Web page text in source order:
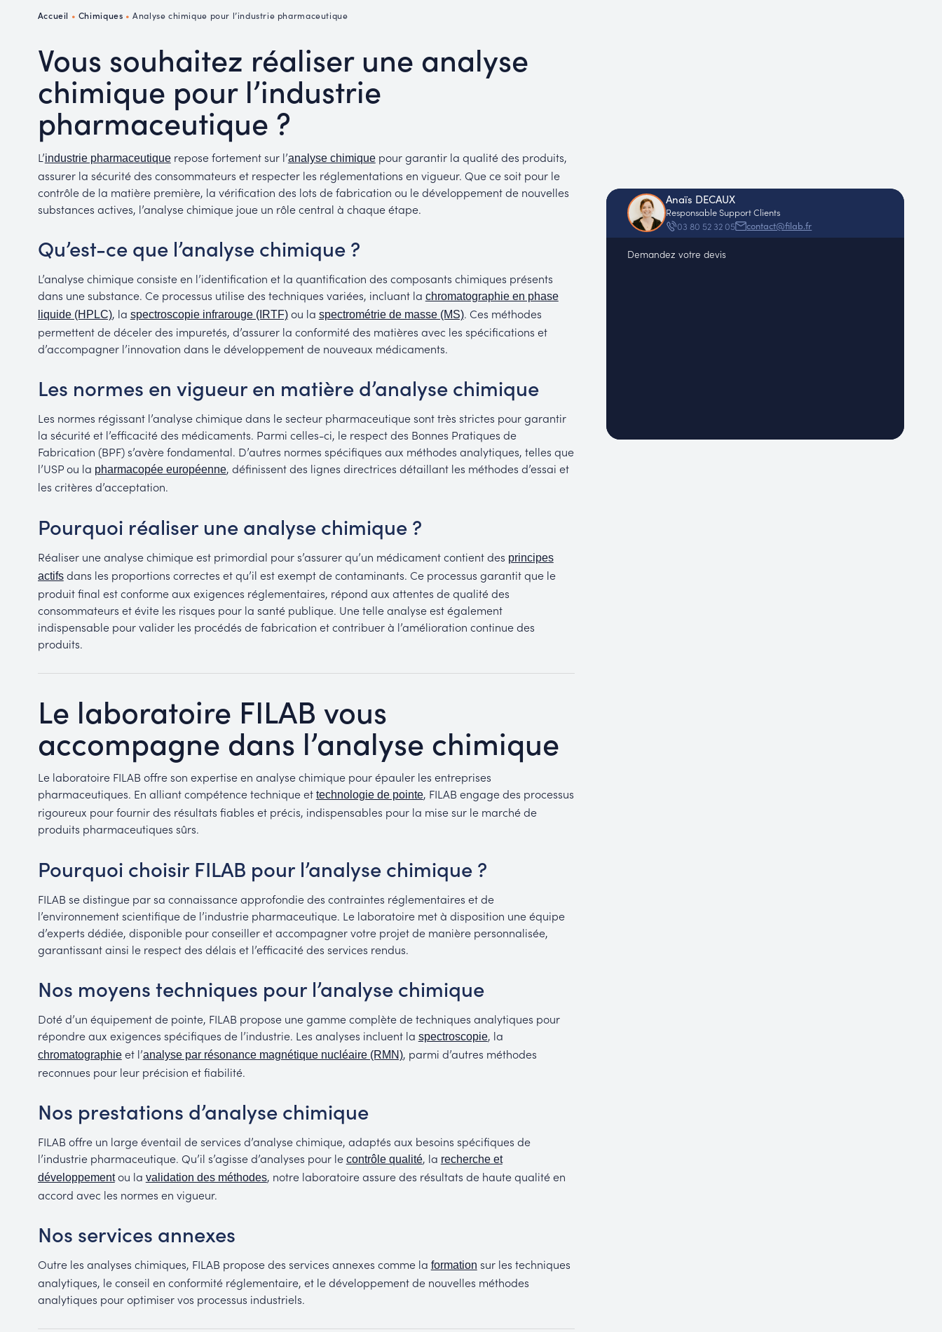
PMUC
Accueil • Chimiques •Analyse chimique pour l’industrie pharmaceutique
Vous souhaitez réaliser une analyse
chimique pour l’industrie
pharmaceutique ?
L’industrie pharmaceutiquerepose fortement sur l’analyse chimiquepour garantir la qualité des produits,
assurer la sécurité des consommateurs et respecter les réglementations en vigueur. Que ce soit pour le
contrôle de la matière première, la vérification des lots de fabrication ou le développement de nouvelles
substances actives, l’analyse chimique joue un rôle central à chaque étape.
Qu’est-ce que l’analyse chimique ?
L’analyse chimique consiste en l’identification et la quantification des composants chimiques présents
dans une substance. Ce processus utilise des techniques variées, incluant la chromatographie en phase
liquide (HPLC), la spectroscopie infrarouge (IRTF)ou la spectrométrie de masse (MS). Ces méthodes
permettent de déceler des impuretés, d’assurer la conformité des matières avec les spécifications et
d’accompagner l’innovation dans le développement de nouveaux médicaments.
Les normes en vigueur en matière d’analyse chimique
Les normes régissant l’analyse chimique dans le secteur pharmaceutique sont très strictes pour garantir
la sécurité et l’efficacité des médicaments. Parmi celles-ci, le respect des Bonnes Pratiques de
Fabrication (BPF) s’avère fondamental. D’autres normes spécifiques aux méthodes analytiques, telles que
l’USP ou la pharmacopée européenne, définissent des lignes directrices détaillant les méthodes d’essai et
les critères d’acceptation.
Pourquoi réaliser une analyse chimique ?
Réaliser une analyse chimique est primordial pour s’assurer qu’un médicament contient des principes
actifsdans les proportions correctes et qu’il est exempt de contaminants. Ce processus garantit que le
produit final est conforme aux exigences réglementaires, répond aux attentes de qualité des
consommateurs et évite les risques pour la santé publique. Une telle analyse est également
indispensable pour valider les procédés de fabrication et contribuer à l’amélioration continue des
produits.
Le laboratoire FILAB vous
accompagne dans l’analyse chimique
Le laboratoire FILAB offre son expertise en analyse chimique pour épauler les entreprises
pharmaceutiques. En alliant compétence technique et technologie de pointe, FILAB engage des processus
rigoureux pour fournir des résultats fiables et précis, indispensables pour la mise sur le marché de
produits pharmaceutiques sûrs.
Pourquoi choisir FILAB pour l’analyse chimique ?
FILAB se distingue par sa connaissance approfondie des contraintes réglementaires et de
l’environnement scientifique de l’industrie pharmaceutique. Le laboratoire met à disposition une équipe
d’experts dédiée, disponible pour conseiller et accompagner votre projet de manière personnalisée,
garantissant ainsi le respect des délais et l’efficacité des services rendus.
Nos moyens techniques pour l’analyse chimique
Doté d’un équipement de pointe, FILAB propose une gamme complète de techniques analytiques pour
répondre aux exigences spécifiques de l’industrie. Les analyses incluent la spectroscopie, la
chromatographieet l’analyse par résonance magnétique nucléaire (RMN), parmi d’autres méthodes
reconnues pour leur précision et fiabilité.
Nos prestations d’analyse chimique
FILAB offre un large éventail de services d’analyse chimique, adaptés aux besoins spécifiques de
l’industrie pharmaceutique. Qu’il s’agisse d’analyses pour le contrôle qualité, la recherche et
développementou la validation des méthodes, notre laboratoire assure des résultats de haute qualité en
accord avec les normes en vigueur.
Nos services annexes
Outre les analyses chimiques, FILAB propose des services annexes comme la formation sur les techniques
analytiques, le conseil en conformité réglementaire, et le développement de nouvelles méthodes
analytiques pour optimiser vos processus industriels.
Anaïs DECAUX
Responsable Support Clients
03 80 52 32 05
contact@filab.fr
Demandez votre devis